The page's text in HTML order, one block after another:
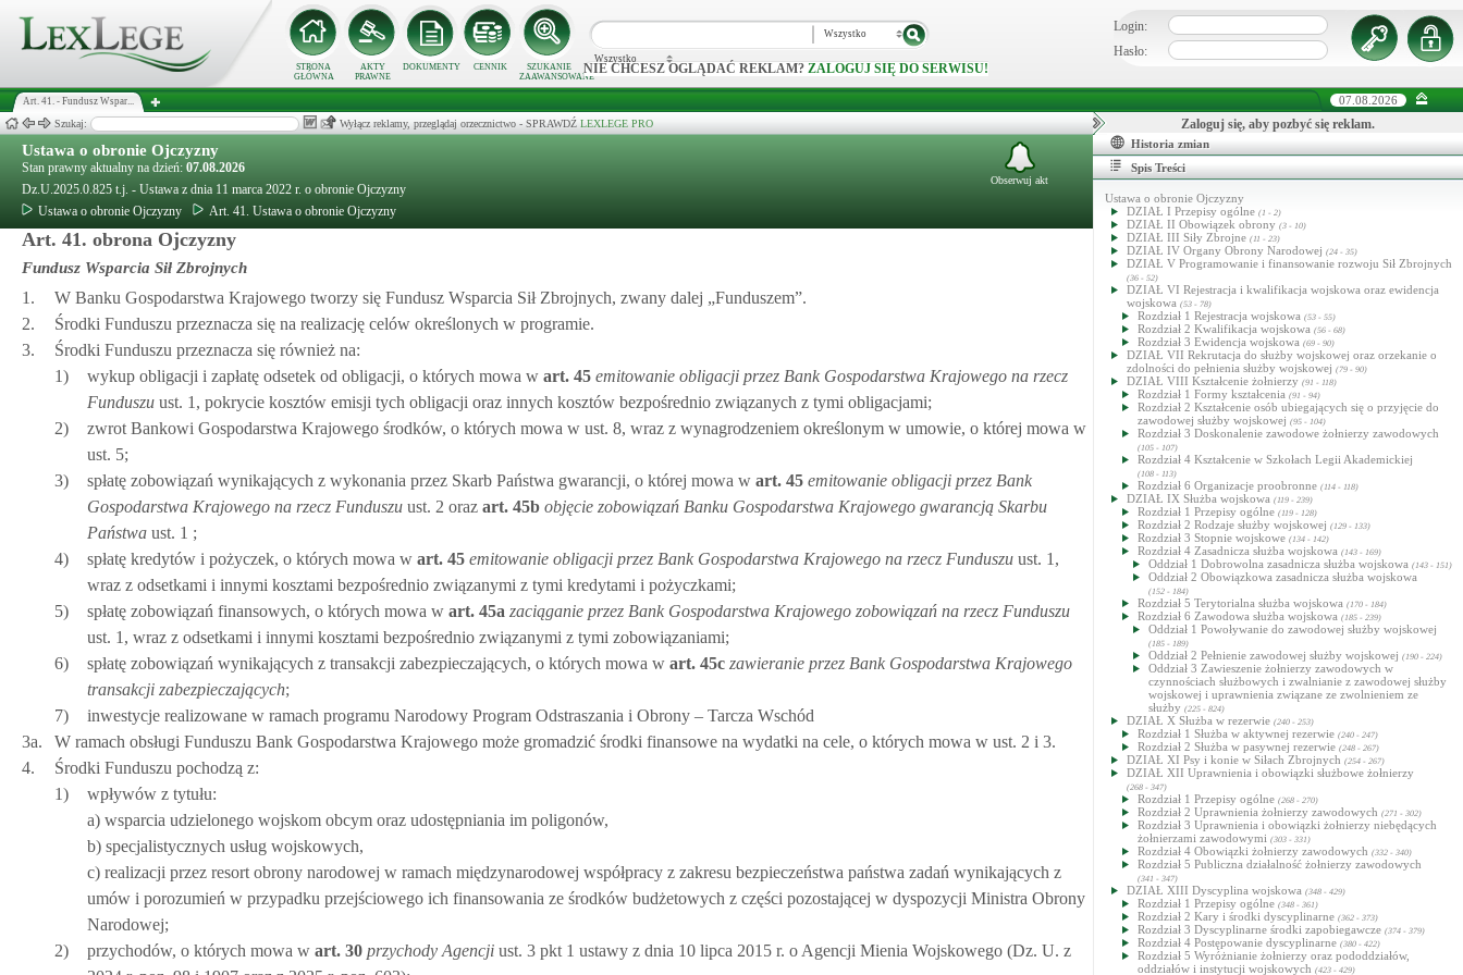
STRONA
GŁÓWNA
AKTY
PRAWNE
DOKUMENTY CENNIK
SZUKANIE
ZAAWANSOWANE
Wszystko
Wszystko
NIE CHCESZ OGLĄDAĆ REKLAM? ZALOGUJ SIĘ DO SERWISU!
Login:
Hasło:
Art. 41. - Fundusz Wspar... 07.08.2026
Szukaj: Wyłącz reklamy, przeglądaj orzecznictwo - SPRAWDŹ LEXLEGE PRO
Ustawa o obronie Ojczyzny
Stan prawny aktualny na dzień: 07.08.2026
Dz.U.2025.0.825 t.j. - Ustawa z dnia 11 marca 2022 r. o obronie Ojczyzny
Ustawa o obronie Ojczyzny
Art. 41. Ustawa o obronie Ojczyzny
Obserwuj akt
Art. 41. obrona Ojczyzny
Fundusz Wsparcia Sił Zbrojnych
1.
W Banku Gospodarstwa Krajowego tworzy się Fundusz Wsparcia Sił Zbrojnych, zwany dalej „Funduszem”.
2.
Środki Funduszu przeznacza się na realizację celów określonych w programie.
3.
Środki Funduszu przeznacza się również na:
1)
wykup obligacji i zapłatę odsetek od obligacji, o których mowa w art. 45 emitowanie obligacji przez Bank Gospodarstwa Krajowego na rzecz
Funduszu ust. 1, pokrycie kosztów emisji tych obligacji oraz innych kosztów bezpośrednio związanych z tymi obligacjami;
2)
zwrot Bankowi Gospodarstwa Krajowego środków, o których mowa w ust. 8, wraz z wynagrodzeniem określonym w umowie, o której mowa w
ust. 5;
3)
spłatę zobowiązań wynikających z wykonania przez Skarb Państwa gwarancji, o której mowa w art. 45 emitowanie obligacji przez Bank
Gospodarstwa Krajowego na rzecz Funduszu ust. 2 oraz art. 45b objęcie zobowiązań Banku Gospodarstwa Krajowego gwarancją Skarbu
Państwa ust. 1 ;
4)
spłatę kredytów i pożyczek, o których mowa w art. 45 emitowanie obligacji przez Bank Gospodarstwa Krajowego na rzecz Funduszu ust. 1,
wraz z odsetkami i innymi kosztami bezpośrednio związanymi z tymi kredytami i pożyczkami;
5)
spłatę zobowiązań finansowych, o których mowa w art. 45a zaciąganie przez Bank Gospodarstwa Krajowego zobowiązań na rzecz Funduszu
ust. 1, wraz z odsetkami i innymi kosztami bezpośrednio związanymi z tymi zobowiązaniami;
6)
spłatę zobowiązań wynikających z transakcji zabezpieczających, o których mowa w art. 45c zawieranie przez Bank Gospodarstwa Krajowego
transakcji zabezpieczających;
7)
inwestycje realizowane w ramach programu Narodowy Program Odstraszania i Obrony – Tarcza Wschód
3a.
W ramach obsługi Funduszu Bank Gospodarstwa Krajowego może gromadzić środki finansowe na wydatki na cele, o których mowa w ust. 2 i 3.
4.
Środki Funduszu pochodzą z:
1)
wpływów z tytułu:
a) wsparcia udzielonego wojskom obcym oraz udostępniania im poligonów,
b) specjalistycznych usług wojskowych,
c) realizacji przez resort obrony narodowej w ramach międzynarodowej współpracy z zakresu bezpieczeństwa państwa zadań wynikających z
umów i porozumień w przypadku przejściowego ich finansowania ze środków budżetowych z części pozostającej w dyspozycji Ministra Obrony
Narodowej;
2)
przychodów, o których mowa w art. 30 przychody Agencji ust. 3 pkt 1 ustawy z dnia 10 lipca 2015 r. o Agencji Mienia Wojskowego (Dz. U. z
Zaloguj się, aby pozbyć się reklam.
Historia zmian
Spis Treści
Ustawa o obronie Ojczyzny
DZIAŁ I Przepisy ogólne (1 - 2)
DZIAŁ II Obowiązek obrony (3 - 10)
DZIAŁ III Siły Zbrojne (11 - 23)
DZIAŁ IV Organy Obrony Narodowej (24 - 35)
DZIAŁ V Programowanie i finansowanie rozwoju Sił Zbrojnych
(36 - 52)
DZIAŁ VI Rejestracja i kwalifikacja wojskowa oraz ewidencja
wojskowa (53 - 78)
Rozdział 1 Rejestracja wojskowa (53 - 55)
Rozdział 2 Kwalifikacja wojskowa (56 - 68)
Rozdział 3 Ewidencja wojskowa (69 - 90)
DZIAŁ VII Rekrutacja do służby wojskowej oraz orzekanie o
zdolności do pełnienia służby wojskowej (79 - 90)
DZIAŁ VIII Kształcenie żołnierzy (91 - 118)
Rozdział 1 Formy kształcenia (91 - 94)
Rozdział 2 Kształcenie osób ubiegających się o przyjęcie do
zawodowej służby wojskowej (95 - 104)
Rozdział 3 Doskonalenie zawodowe żołnierzy zawodowych
(105 - 107)
Rozdział 4 Kształcenie w Szkołach Legii Akademickiej
(108 - 113)
Rozdział 6 Organizacje proobronne (114 - 118)
DZIAŁ IX Służba wojskowa (119 - 239)
Rozdział 1 Przepisy ogólne (119 - 128)
Rozdział 2 Rodzaje służby wojskowej (129 - 133)
Rozdział 3 Stopnie wojskowe (134 - 142)
Rozdział 4 Zasadnicza służba wojskowa (143 - 169)
Oddział 1 Dobrowolna zasadnicza służba wojskowa (143 - 151)
Oddział 2 Obowiązkowa zasadnicza służba wojskowa
(152 - 184)
Rozdział 5 Terytorialna służba wojskowa (170 - 184)
Rozdział 6 Zawodowa służba wojskowa (185 - 239)
Oddział 1 Powoływanie do zawodowej służby wojskowej
(185 - 189)
Oddział 2 Pełnienie zawodowej służby wojskowej (190 - 224)
Oddział 3 Zawieszenie żołnierzy zawodowych w
czynnościach służbowych i zwalnianie z zawodowej służby
wojskowej i uprawnienia związane ze zwolnieniem ze
służby (225 - 824)
DZIAŁ X Służba w rezerwie (240 - 253)
Rozdział 1 Służba w aktywnej rezerwie (240 - 247)
Rozdział 2 Służba w pasywnej rezerwie (248 - 267)
DZIAŁ XI Psy i konie w Siłach Zbrojnych (254 - 267)
DZIAŁ XII Uprawnienia i obowiązki służbowe żołnierzy
(268 - 347)
Rozdział 1 Przepisy ogólne (268 - 270)
Rozdział 2 Uprawnienia żołnierzy zawodowych (271 - 302)
Rozdział 3 Uprawnienia i obowiązki żołnierzy niebędących
żołnierzami zawodowymi (303 - 331)
Rozdział 4 Obowiązki żołnierzy zawodowych (332 - 340)
Rozdział 5 Publiczna działalność żołnierzy zawodowych
(341 - 347)
DZIAŁ XIII Dyscyplina wojskowa (348 - 429)
Rozdział 1 Przepisy ogólne (348 - 361)
Rozdział 2 Kary i środki dyscyplinarne (362 - 373)
Rozdział 3 Dyscyplinarne środki zapobiegawcze (374 - 379)
Rozdział 4 Postępowanie dyscyplinarne (380 - 422)
Rozdział 5 Wyróżnianie żołnierzy oraz pododdziałów,
oddziałów i instytucji wojskowych (423 - 429)